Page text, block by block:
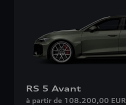
RS 5 Avant
à partir de 108.200,00 EUR